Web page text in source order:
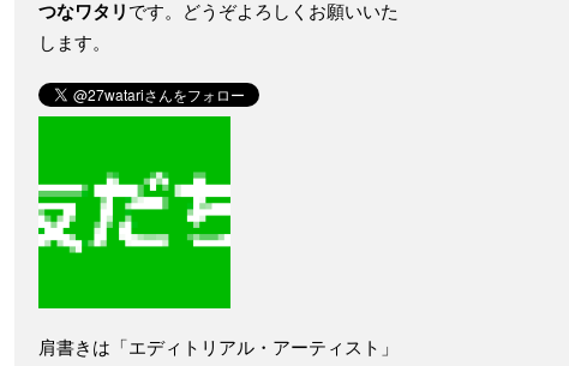
つなワタリ です。どうぞよろしくお願いいた
します。
肩書きは「エディトリアル・アーティスト」